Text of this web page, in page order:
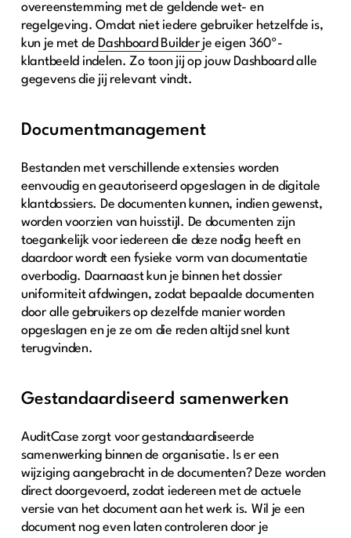
overeenstemming met de geldende wet- en
regelgeving. Omdat niet iedere gebruiker hetzelfde is,
kun je met de Dashboard Builder je eigen 360º-
klantbeeld indelen. Zo toon jij op jouw Dashboard alle
gegevens die jij relevant vindt.
Documentmanagement
Bestanden met verschillende extensies worden
eenvoudig en geautoriseerd opgeslagen in de digitale
klantdossiers. De documenten kunnen, indien gewenst,
worden voorzien van huisstijl. De documenten zijn
toegankelijk voor iedereen die deze nodig heeft en
daardoor wordt een fysieke vorm van documentatie
overbodig. Daarnaast kun je binnen het dossier
uniformiteit afdwingen, zodat bepaalde documenten
door alle gebruikers op dezelfde manier worden
opgeslagen en je ze om die reden altijd snel kunt
terugvinden.
Gestandaardiseerd samenwerken
AuditCase zorgt voor gestandaardiseerde
samenwerking binnen de organisatie. Is er een
wijziging aangebracht in de documenten? Deze worden
direct doorgevoerd, zodat iedereen met de actuele
versie van het document aan het werk is. Wil je een
document nog even laten controleren door je